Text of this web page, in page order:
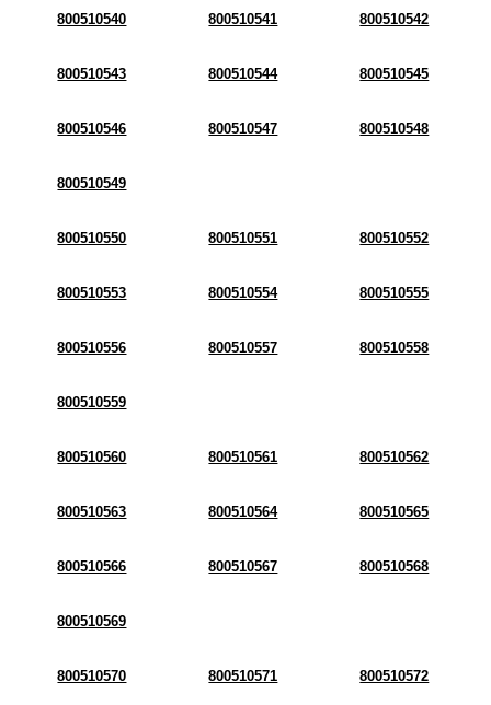
800510540 800510541 800510542
800510543 800510544 800510545
800510546 800510547 800510548
800510549
800510550 800510551 800510552
800510553 800510554 800510555
800510556 800510557 800510558
800510559
800510560 800510561 800510562
800510563 800510564 800510565
800510566 800510567 800510568
800510569
800510570 800510571 800510572